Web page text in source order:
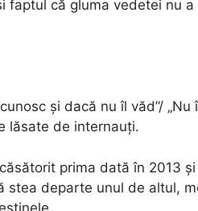
faptul că gluma vedetei nu
și dacă nu îl văd”/
lăsate de internauți.
prima dată în 2013
stea departe unul de altul,